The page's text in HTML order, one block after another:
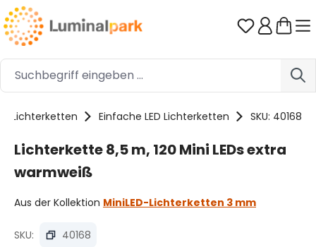
Zum Hauptinhalt springen Du hast 0
Lichterketten Einfache LED Lichterketten SKU: 40168
Lichterkette 8,5 m, 120 Mini LEDs extra
warmweiß
Aus der Kollektion MiniLED-Lichterketten 3 mm
SKU: 40168